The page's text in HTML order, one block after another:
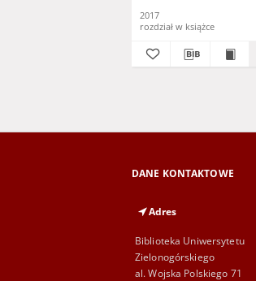
2017
rozdział w książce
DANE KONTAKTOWE
Adres
Biblioteka Uniwersytetu
Zielonogórskiego
al. Wojska Polskiego 71